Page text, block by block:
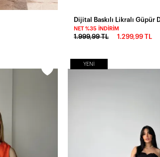
NET %35 İNDIRIM
1.999,99 TL 1.299,99 TL
YENI